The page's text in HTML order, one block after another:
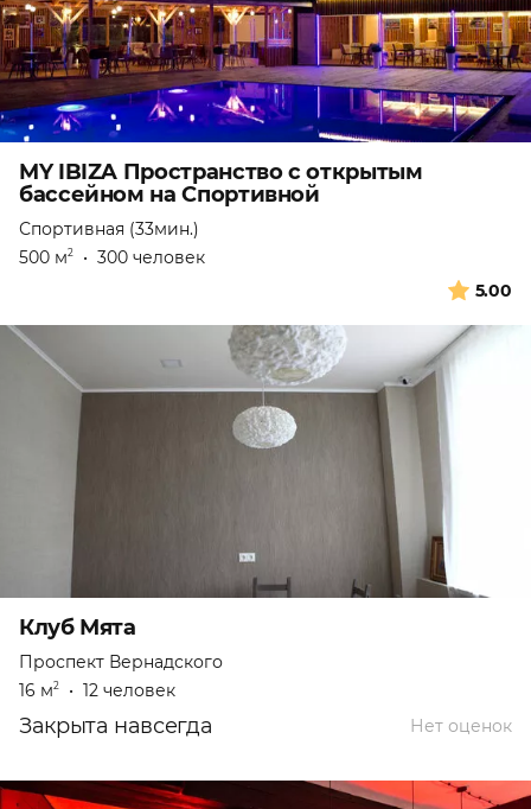
MY IBIZA Пространство с открытым
бассейном на Спортивной
Спортивная (33мин.)
500 м2 • 300 человек
5.00
Клуб Мята
Проспект Вернадского
16 м2 • 12 человек
Нет оценок
Закрыта навсегда